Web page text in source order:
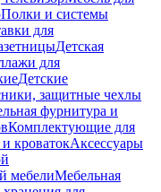
Полки и системы
для
Детская
для
Детские
защитные чехлы
фурнитура и
Комплектующие для
кроватокАксессуары
мебелиМебельная